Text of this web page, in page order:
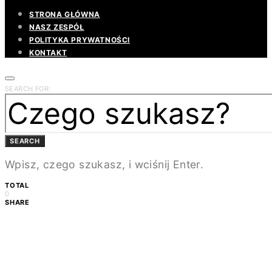
STRONA GŁÓWNA
NASZ ZESPÓŁ
POLITYKA PRYWATNOŚCI
KONTAKT
SEARCH FOR:
SEARCH
Wpisz, czego szukasz, i wciśnij Enter.
TOTAL
0
SHARE